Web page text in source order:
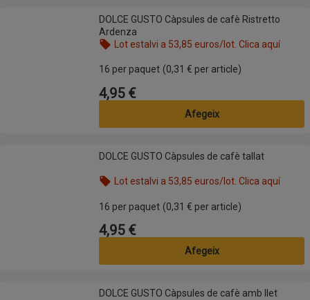
DOLCE GUSTO Càpsules de cafè Ristretto Ardenza
DOLCE GUSTO Càpsules de cafè Ristretto
Ardenza
Lot estalvi a 53,85 euros/lot. Clica aquí
16 per paquet (0,31 € per article)
Preu
4,95 €
Afegeix
DOLCE GUSTO Càpsules de cafè tallatDOLCE GUSTO Càpsules de cafè tallat
Lot estalvi a 53,85 euros/lot. Clica aquí
16 per paquet (0,31 € per article)
Preu
4,95 €
Afegeix
DOLCE GUSTO Càpsules de cafè amb lletDOLCE GUSTO Càpsules de cafè amb llet